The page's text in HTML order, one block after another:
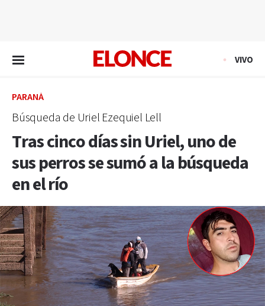
VIVO
PARANÁ
Búsqueda de Uriel Ezequiel Lell
Tras cinco días sin Uriel, uno de
sus perros se sumó a la búsqueda
en el río